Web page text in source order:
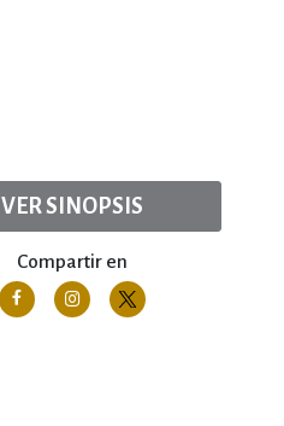
VER SINOPSIS
Compartir en